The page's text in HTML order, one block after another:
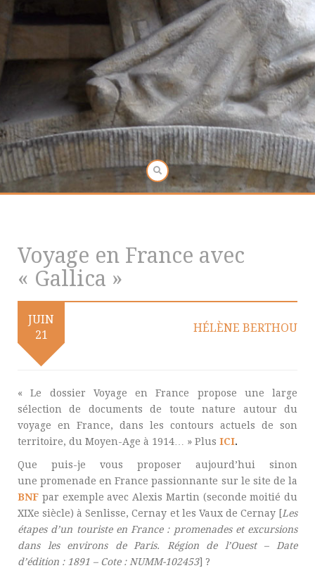
Voyage en France avec
« Gallica »
JUIN
21
HÉLÈNE BERTHOU
« Le dossier Voyage en France propose une large
sélection de documents de toute nature autour du
voyage en France, dans les contours actuels de son
territoire, du Moyen-Age à 1914… » Plus ICI.
Que puis-je vous proposer aujourd’hui sinon
une promenade en France passionnante sur le site de la
BNF par exemple avec Alexis Martin (seconde moitié du
XIXe siècle) à Senlisse, Cernay et les Vaux de Cernay [Les
étapes d’un touriste en France : promenades et excursions
dans les environs de Paris. Région de l’Ouest – Date
d’édition : 1891 – Cote : NUMM-102453] ?